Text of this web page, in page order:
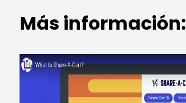
Más información: